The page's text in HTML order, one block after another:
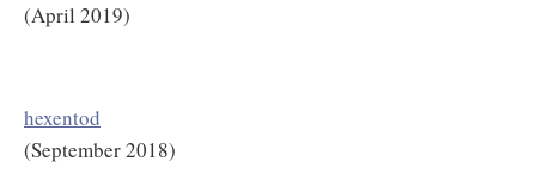
(April 2019)
hexentod
(September 2018)